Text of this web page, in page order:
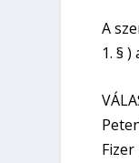
A
1. §
Fizer